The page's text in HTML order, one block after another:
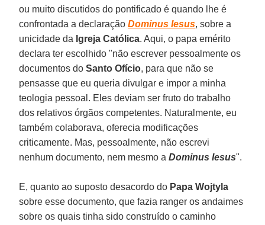
ou muito discutidos do pontificado é quando lhe é
confrontada a declaraçãoDominus Iesus, sobre a
unicidade da Igreja Católica. Aqui, o papa emérito
declara ter escolhido "não escrever pessoalmente os
documentos doSanto Ofício, para que não se
pensasse que eu queria divulgar e impor a minha
teologia pessoal. Eles deviam ser fruto do trabalho
dos relativos órgãos competentes. Naturalmente, eu
também colaborava, oferecia modificações
criticamente. Mas, pessoalmente, não escrevi
nenhum documento, nem mesmo aDominus Iesus".
E, quanto ao suposto desacordo do Papa Wojtyla
sobre esse documento, que fazia ranger os andaimes
sobre os quais tinha sido construído o caminho